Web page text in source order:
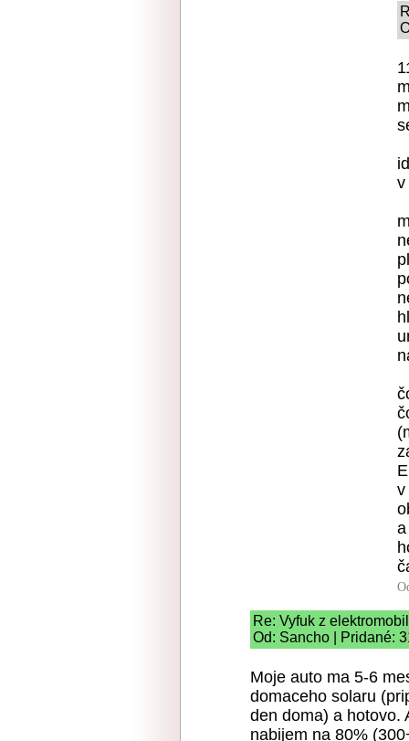
v
v
Re: Vyfuk z
Od: Sancho | Pridané:
Moje auto ma 5-6
domaceho solaru
den doma) a hotovo.
nabijem na 80%